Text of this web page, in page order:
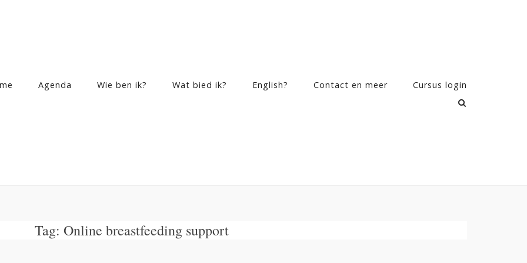
Agenda Wie ben ik? Wat bied ik? English? Contact en meer Cursus login
Tag: Online breastfeeding support